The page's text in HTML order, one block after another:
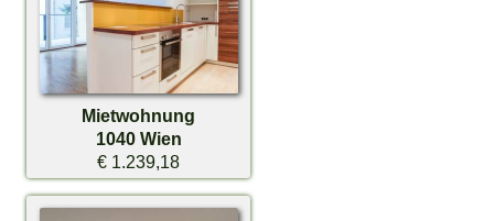
Mietwohnung
1040 Wien
€ 1.239,18